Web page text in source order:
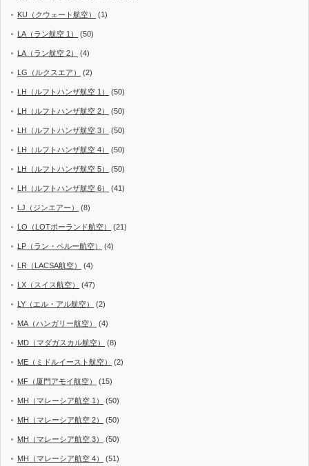
KU（クウェート航空） (1)
LA（ラン航空 1） (50)
LA（ラン航空 2） (4)
LG（ルクスエア） (2)
LH（ルフトハンザ航空 1） (50)
LH（ルフトハンザ航空 2） (50)
LH（ルフトハンザ航空 3） (50)
LH（ルフトハンザ航空 4） (50)
LH（ルフトハンザ航空 5） (50)
LH（ルフトハンザ航空 6） (41)
LJ（ジンエアー） (8)
LO（LOTポーランド航空） (21)
LP（ラン・ペルー航空） (4)
LR（LACSA航空） (4)
LX（スイス航空） (47)
LY（エル・アル航空） (2)
MA（ハンガリー航空） (4)
MD（マダガスカル航空） (8)
ME（ミドルイースト航空） (2)
MF（厦門アモイ航空） (15)
MH（マレーシア航空 1） (50)
MH（マレーシア航空 2） (50)
MH（マレーシア航空 3） (50)
MH（マレーシア航空 4） (51)